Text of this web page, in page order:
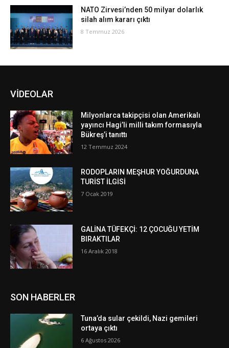
NATO Zirvesi’nden 50 milyar dolarlık
silah alım kararı çıktı
8 Temmuz 2026
VİDEOLAR
Milyonlarca takipçisi olan Amerikalı
yayıncı Hagi’li milli takım formasıyla
Bükreş’i tanıttı
12 Temmuz 2024
RODOPLARIN MEŞHUR YOĞURDUNA
TURİST İLGİSİ
7 Ocak 2019
GALİNA TÜFEKÇİ: 12 ÇOCUĞU YETİM
BIRAKTILAR
16 Aralık 2018
SON HABERLER
Tuna’da sular çekildi, Nazi gemileri
ortaya çıktı
6 Ağustos 2026